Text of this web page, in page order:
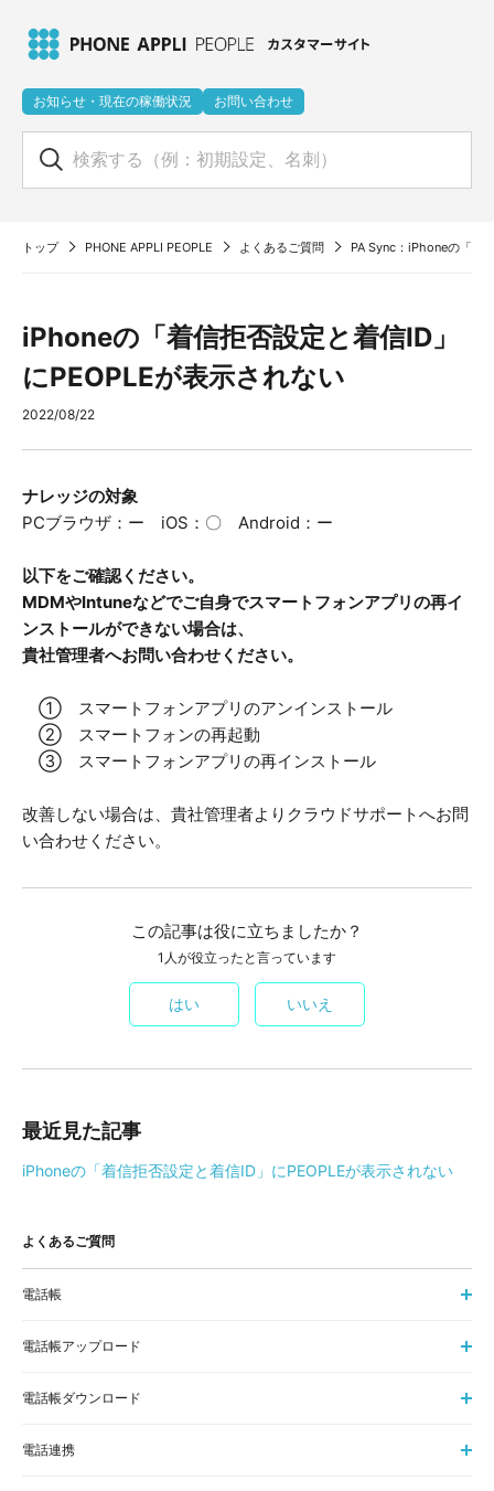
お知らせ・現在の稼働状況 お問い合わせ
トップ PHONE APPLI PEOPLE よくあるご質問 PA Sync：iPhoneの「着
iPhoneの「着信拒否設定と着信ID」
にPEOPLEが表示されない
2022/08/22
ナレッジの対象
PCブラウザ：ー iOS：〇 Android：ー
以下をご確認ください。
MDMやIntuneなどでご自身でスマートフォンアプリの再イ
ンストールができない場合は、
貴社管理者へお問い合わせください。
① スマートフォンアプリのアンインストール
② スマートフォンの再起動
③ スマートフォンアプリの再インストール
改善しない場合は、貴社管理者よりクラウドサポートへお問
い合わせください。
この記事は役に立ちましたか？
1人が役立ったと言っています
はい いいえ
最近見た記事
iPhoneの「着信拒否設定と着信ID」にPEOPLEが表示されない
よくあるご質問
電話帳
電話帳アップロード
電話帳ダウンロード
電話連携